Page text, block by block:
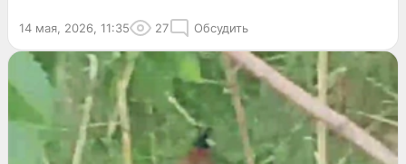
14 мая, 2026, 11:35 27 Обсудить